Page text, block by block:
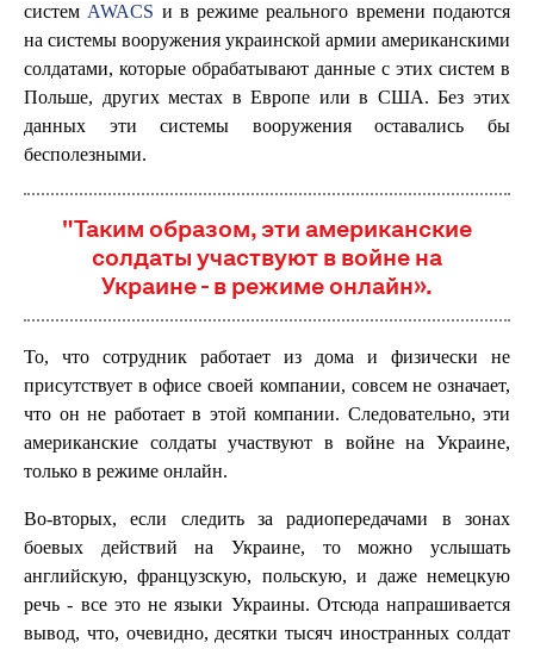
систем AWACS и в режиме реального времени подаются
на системы вооружения украинской армии американскими
солдатами, которые обрабатывают данные с этих систем в
Польше, других местах в Европе или в США. Без этих
данных эти системы вооружения оставались бы
бесполезными.
"Таким образом, эти американские
солдаты участвуют в войне на
Украине - в режиме онлайн».
То, что сотрудник работает из дома и физически не
присутствует в офисе своей компании, совсем не означает,
что он не работает в этой компании. Следовательно, эти
американские солдаты участвуют в войне на Украине,
только в режиме онлайн.
Во-вторых, если следить за радиопередачами в зонах
боевых действий на Украине, то можно услышать
английскую, французскую, польскую, и даже немецкую
речь - все это не языки Украины. Отсюда напрашивается
вывод, что, очевидно, десятки тысяч иностранных солдат